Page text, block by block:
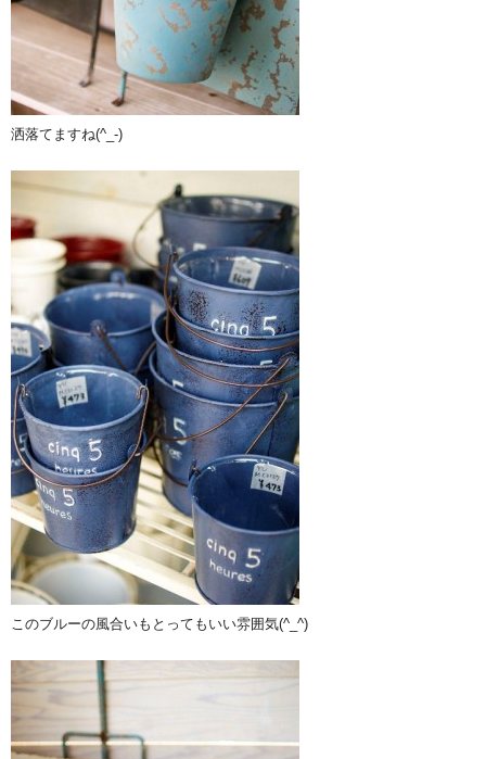
洒落てますね(^_-)
このブルーの風合いもとってもいい雰囲気(^_^)